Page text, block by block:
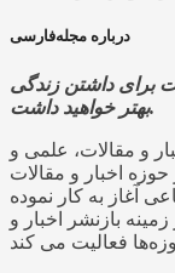
درباره مجله‌فارسی
برای داشتن زندگی
بهتر خواهید داشت.
و مقالات، علمی و
در حوزه اخبار و مقالات
آغاز به کار نموده
بازنشر اخبار و